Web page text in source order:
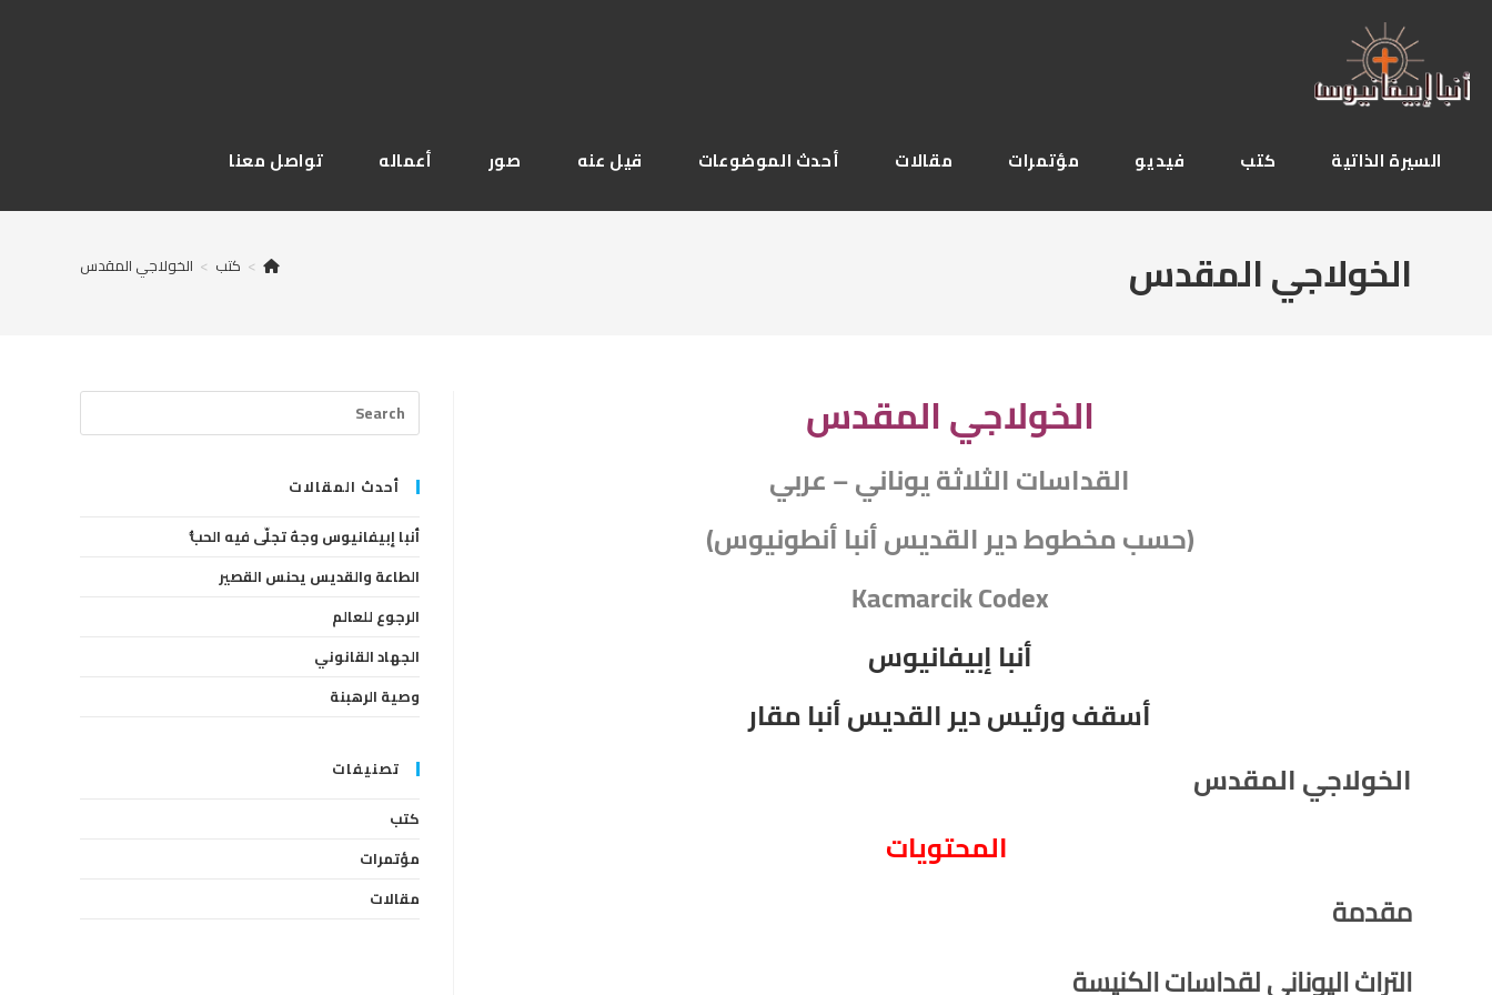
content
السيرة الذاتية كتب فيديو مؤتمرات مقالات أحدث الموضوعات قيل عنه صور أعماله تواصل معنا
الخولاجي المقدس > كتب > الخولاجي المقدس
الخولاجي المقدس
القداسات الثلاثة يوناني – عربي
(حسب مخطوط دير القديس أنبا أنطونيوس)
Kacmarcik Codex
أنبا إبيفانيوس
أسقف ورئيس دير القديس أنبا مقار
الخولاجي المقدس
المحتويات
مقدمة
التراث اليوناني لقداسات الكنيسة
Escape
أحدث المقالات
أنبا إبيفانيوس وجهٌ تجلّى فيه الحبُّ
الطاعة والقديس يحنس القصير
الرجوع للعالم
الجهاد القانوني
وصية الرهبنة
تصنيفات
كتب
مؤتمرات
مقالات